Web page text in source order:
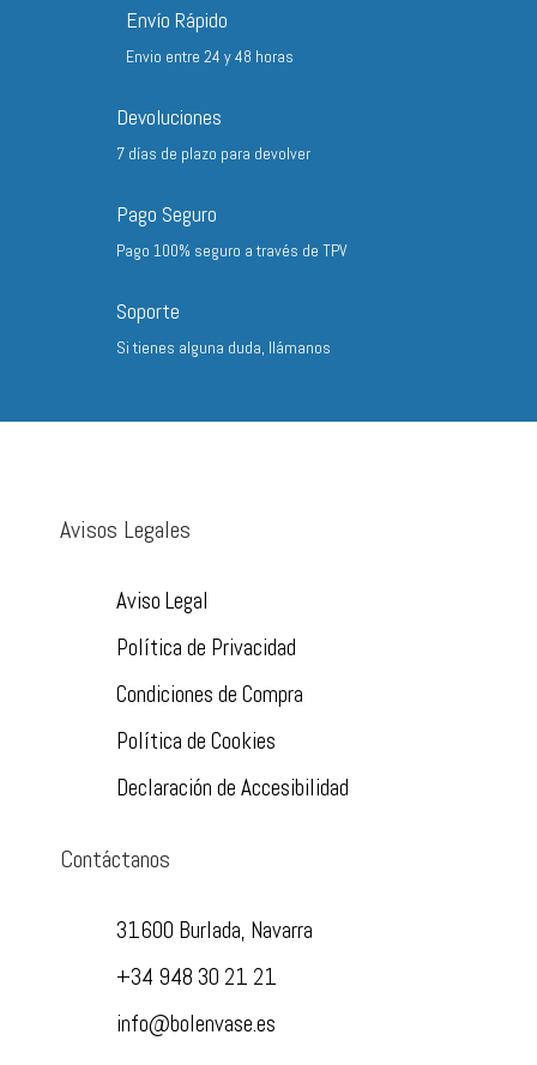
72,80 €
Envío Rápido
Envio entre 24 y 48 horas
Devoluciones
7 días de plazo para devolver
Pago Seguro
Pago 100% seguro a través de TPV
Soporte
Si tienes alguna duda, llámanos
Avisos Legales
Aviso Legal
Política de Privacidad
Condiciones de Compra
Política de Cookies
Declaración de Accesibilidad
Contáctanos
31600 Burlada, Navarra
+34 948 30 21 21
info@bolenvase.es